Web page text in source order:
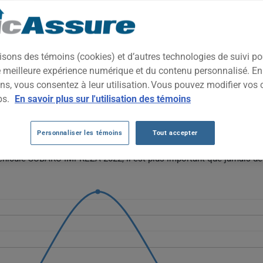
à traction intégrale de série, appréciée pour sa tenue
polyvalence, sécurité et fiabilité au quotidien, sans sacrifier
IMPREZA 2022 AU FIL DES 5
Impreza 2022 évolue de 1110 $ à 1415 $, avec une hausse
1581 $ en 2025). La tendance générale demeure à la hausse
SUBARU IMPREZA 2022, il est plus important que jamais
des témoins (cookies) et d’autres technologies de suivi
expérience numérique et du contenu personnalisé.
vous consentez à leur utilisation. Vous pouvez modifier vos
En savoir plus sur l'utilisation des témoins
Personnaliser les témoins Tout accepter